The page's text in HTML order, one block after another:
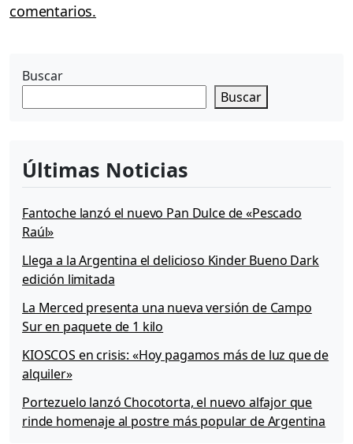
comentarios.
Buscar
Buscar
Últimas Noticias
Fantoche lanzó el nuevo Pan Dulce de «Pescado
Raúl»
Llega a la Argentina el delicioso Kinder Bueno Dark
edición limitada
La Merced presenta una nueva versión de Campo
Sur en paquete de 1 kilo
KIOSCOS en crisis: «Hoy pagamos más de luz que de
alquiler»
Portezuelo lanzó Chocotorta, el nuevo alfajor que
rinde homenaje al postre más popular de Argentina